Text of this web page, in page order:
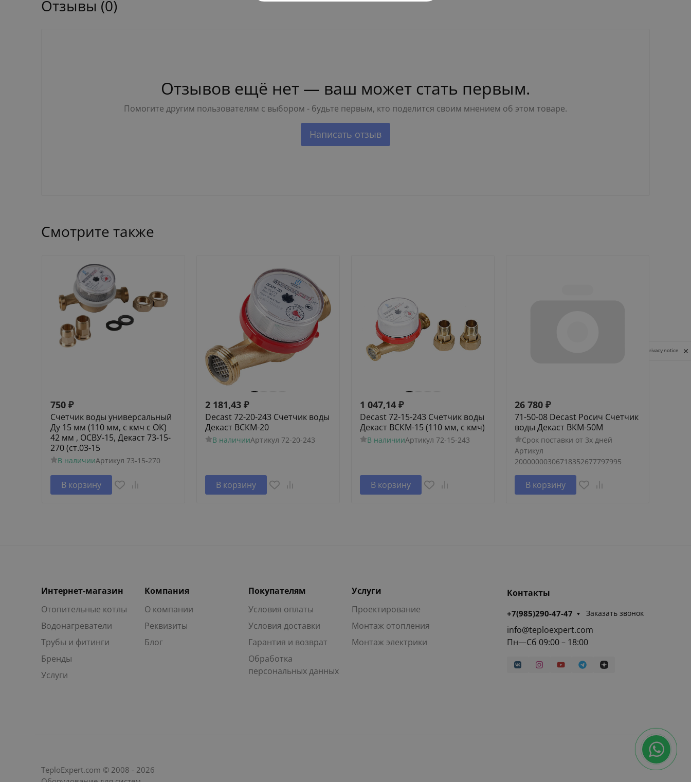
Отзывы (0)
Отзывов ещё нет — ваш может стать первым.
Помогите другим пользователям с выбором - будьте первым, кто поделится своим мнением об этом товаре.
Написать отзыв
Смотрите также
750 ₽
Счетчик воды универсальный
Ду 15 мм (110 мм, с кмч с ОК)
42 мм , ОСВУ-15, Декаст 73-15-
270 (ст.03-15
В наличииАртикул 73-15-270
В корзину
2 181,43 ₽
Decast 72-20-243 Счетчик воды
Декаст ВСКМ-20
В наличииАртикул 72-20-243
В корзину
1 047,14 ₽
Decast 72-15-243 Счетчик воды
Декаст ВСКМ-15 (110 мм, с кмч)
В наличииАртикул 72-15-243
В корзину
26 780 ₽
71-50-08 Decast Росич Счетчик
воды Декаст ВКМ-50М
Срок поставки от 3х дней
Артикул
20000000306718352677797995
В корзину
Интернет-магазин
Отопительные котлы
Водонагреватели
Трубы и фитинги
Бренды
Услуги
Компания
О компании
Реквизиты
Блог
Покупателям
Условия оплаты
Условия доставки
Гарантия и возврат
Обработка
персональных данных
Услуги
Проектирование
Монтаж отопления
Монтаж электрики
Контакты
+7(985)290-47-47 Заказать звонок
info@teploexpert.com
Пн—Сб 09:00 – 18:00
TeploExpert.com © 2008 - 2026
Privacy notice